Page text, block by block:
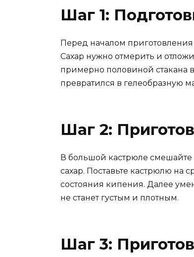
Шаг 1:
Перед началом
Сахар нужно отмерить и
примерно половиной стакана
превратился в гелеобразную
Шаг 2:
В большой кастрюле
сахар. Поставьте кастрюлю
состояния кипения. Далее
не станет густым и плотным.
Шаг 3: